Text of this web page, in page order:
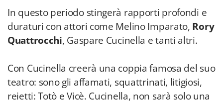
In questo periodo stingerà rapporti profondi e
duraturi con attori come Melino Imparato, Rory
Quattrocchi, Gaspare Cucinella e tanti altri.
Con Cucinella creerà una coppia famosa del suo
teatro: sono gli affamati, squattrinati, litigiosi,
reietti: Totò e Vicè. Cucinella, non sarà solo una